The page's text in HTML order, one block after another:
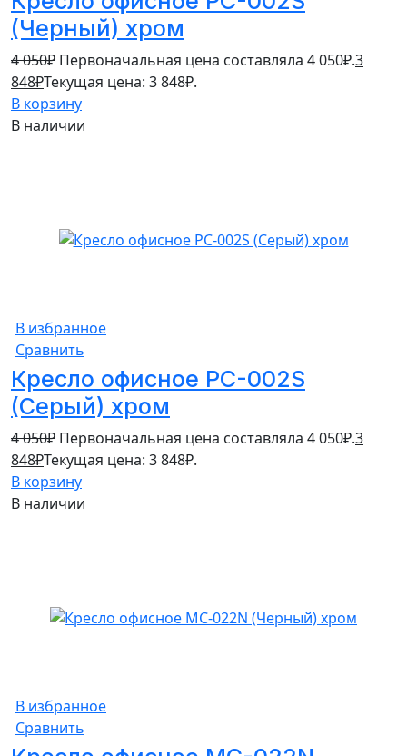
(Черный) хром
4 050₽ Первоначальная цена составляла 4 050₽.3
848₽Текущая цена: 3 848₽.
В корзину
В наличии
В избранное
Сравнить
Кресло офисное PC-002S
(Серый) хром
4 050₽ Первоначальная цена составляла 4 050₽.3
848₽Текущая цена: 3 848₽.
В корзину
В наличии
В избранное
Сравнить